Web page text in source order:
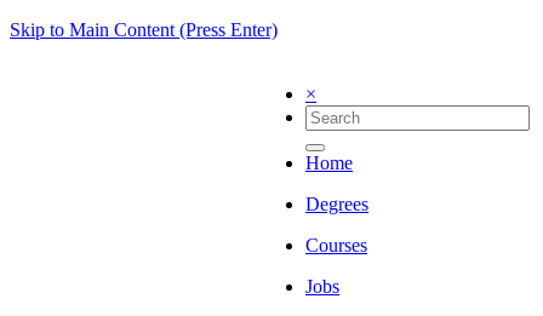
Skip to Main Content (Press Enter)
×
Home
Degrees
Courses
Jobs